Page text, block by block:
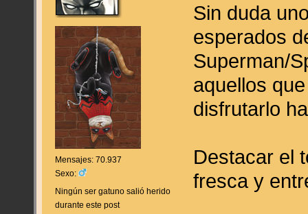
Mensajes: 70.937
Sexo:
Ningún ser gatuno salió herido
durante este post
Sin duda
esperados
Superman/
aquellos
disfrutarlo
Destacar el
fresca y